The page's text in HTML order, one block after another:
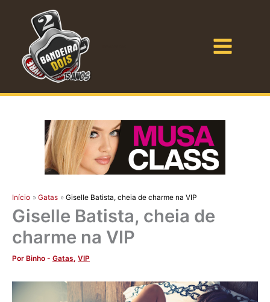
conteúdo
Início Gatas Giselle Batista, cheia de charme na VIP
Giselle Batista, cheia de
charme na VIP
Por Binho - Gatas, VIP